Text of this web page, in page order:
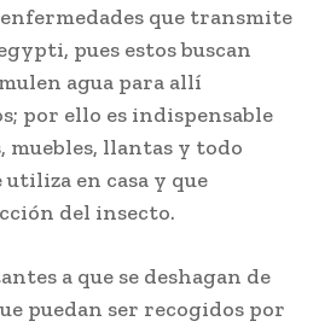
que transmite
pues estos buscan
agua para allí
por ello es indispensable
muebles, llantas y todo
utiliza en casa y que
del insecto.
a que se deshagan de
puedan ser recogidos por